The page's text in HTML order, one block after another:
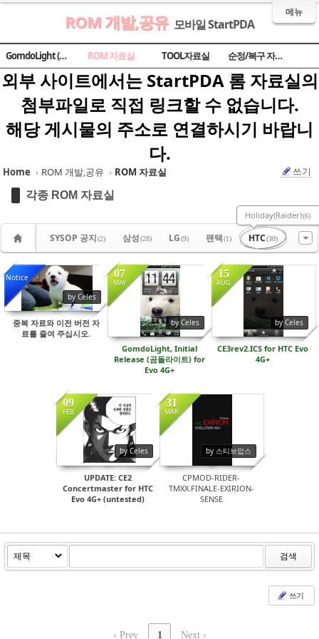
메뉴
ROM 개발,공유 모바일 StartPDA
GomdoLight (곰돌라이트) ROM 자료실 TOOL자료실 순정/복구 자료실
외부 사이트에서는 StartPDA 롬 자료실의
첨부파일로 직접 링크할 수 없습니다.
해당 게시물의 주소로 연결하시기 바랍니
다.
Home › ROM 개발,공유 › ROM 자료실 쓰기
각종 ROM 자료실
SYSOP 공지(2) 삼성(28) LG(9) 팬택(1) HTC(30)
Holiday(Raider)(6)
Notice
by Celes
중복 자료와 이전 버전 자
료를 줄여 주십시오.
07
MAY
by Celes
GomdoLight, Initial
Release (곰돌라이트) for
Evo 4G+
15
AUG
by Celes
CE3rev2.ICS for HTC Evo
4G+
09
FEB
by Celes
UPDATE: CE2
Concertmaster for HTC
Evo 4G+ (untested)
31
MAR
by 스티브맙스
CPMOD-RIDER-
TMXX.FINALE-EXIRION-
SENSE
검색
쓰기
‹ Prev 1 Next ›
Sketchbook5, 스케치북5
Sketchbook5, 스케치북5
Sketchbook5, 스케치북5
Sketchbook5, 스케치북5